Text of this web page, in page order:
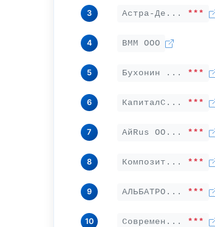
3 Астра-Де... ***
4 BMM ООО
5 Бухонин ... ***
6 КапиталС... ***
7 АйRus ОО... ***
8 Композит... ***
9 АЛЬБАТРО... ***
10 Современ... ***